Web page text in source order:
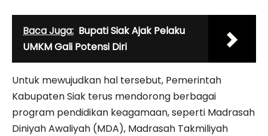
Baca Juga: Bupati Siak Ajak Pelaku
UMKM Gali Potensi Diri
Untuk mewujudkan hal tersebut, Pemerintah
Kabupaten Siak terus mendorong berbagai
program pendidikan keagamaan, seperti Madrasah
Diniyah Awaliyah (MDA), Madrasah Takmiliyah